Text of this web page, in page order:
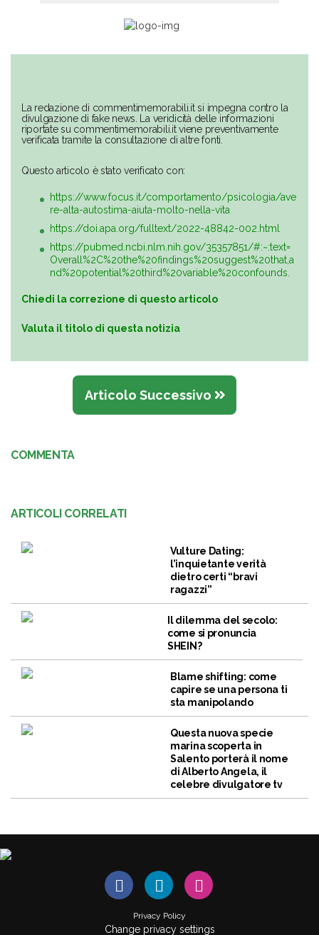
La redazione di commentimemorabili.it si impegna contro la
divulgazione di fake news. La veridicità delle informazioni
riportate su commentimemorabili.it viene preventivamente
verificata tramite la consultazione di altre fonti.
Questo articolo è stato verificato con:
https://www.focus.it/comportamento/psicologia/ave
re-alta-autostima-aiuta-molto-nella-vita
https://doi.apa.org/fulltext/2022-48842-002.html
https://pubmed.ncbi.nlm.nih.gov/35357851/#:~:text=
Overall%2C%20the%20findings%20suggest%20that,a
nd%20potential%20third%20variable%20confounds.
Chiedi la correzione di questo articolo
Valuta il titolo di questa notizia
Articolo Successivo
COMMENTA
ARTICOLI CORRELATI
Vulture Dating:
l’inquietante verità
dietro certi “bravi
ragazzi”
Il dilemma del secolo:
come si pronuncia
SHEIN?
Blame shifting: come
capire se una persona ti
sta manipolando
Questa nuova specie
marina scoperta in
Salento porterà il nome
di Alberto Angela, il
celebre divulgatore tv
Privacy Policy
Change privacy settings